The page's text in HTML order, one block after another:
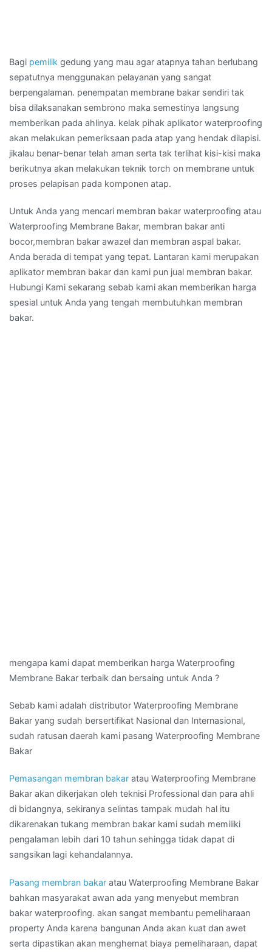
Bagi pemilik gedung yang mau agar atapnya tahan berlubang
sepatutnya menggunakan pelayanan yang sangat
berpengalaman. penempatan membrane bakar sendiri tak
bisa dilaksanakan sembrono maka semestinya langsung
memberikan pada ahlinya. kelak pihak aplikator waterproofing
akan melakukan pemeriksaan pada atap yang hendak dilapisi.
jikalau benar-benar telah aman serta tak terlihat kisi-kisi maka
berikutnya akan melakukan teknik torch on membrane untuk
proses pelapisan pada komponen atap.
Untuk Anda yang mencari membran bakar waterproofing atau
Waterproofing Membrane Bakar, membran bakar anti
bocor,membran bakar awazel dan membran aspal bakar.
Anda berada di tempat yang tepat. Lantaran kami merupakan
aplikator membran bakar dan kami pun jual membran bakar.
Hubungi Kami sekarang sebab kami akan memberikan harga
spesial untuk Anda yang tengah membutuhkan membran
bakar.
mengapa kami dapat memberikan harga Waterproofing
Membrane Bakar terbaik dan bersaing untuk Anda ?
Sebab kami adalah distributor Waterproofing Membrane
Bakar yang sudah bersertifikat Nasional dan Internasional,
sudah ratusan daerah kami pasang Waterproofing Membrane
Bakar
Pemasangan membran bakar atau Waterproofing Membrane
Bakar akan dikerjakan oleh teknisi Professional dan para ahli
di bidangnya, sekiranya selintas tampak mudah hal itu
dikarenakan tukang membran bakar kami sudah memiliki
pengalaman lebih dari 10 tahun sehingga tidak dapat di
sangsikan lagi kehandalannya.
Pasang membran bakar atau Waterproofing Membrane Bakar
bahkan masyarakat awan ada yang menyebut membran
bakar waterproofing. akan sangat membantu pemeliharaan
property Anda karena bangunan Anda akan kuat dan awet
serta dipastikan akan menghemat biaya pemeliharaan, dapat